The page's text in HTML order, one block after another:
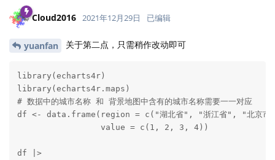
Cloud2016 2021年12月29日 已编辑
yuanfan 关于第二点，只需稍作改动即可
library(echarts4r)
library(echarts4r.maps)
# 数据中的城市名称 和 背景地图中含有的城市名称需要一一对应
df <- data.frame(region = c("湖北省", "浙江省", "北京
                 value = c(1, 2, 3, 4))
df |>